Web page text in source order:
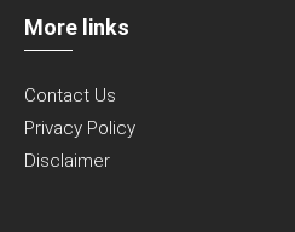
More links
Contact Us
Privacy Policy
Disclaimer